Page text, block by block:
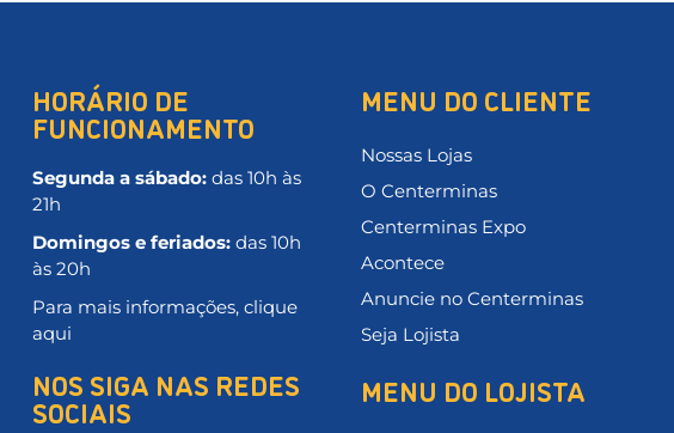
HORÁRIO DE
FUNCIONAMENTO
Segunda a sábado: das 10h às
21h
Domingos e feriados:das 10h
às 20h
Para mais informações, clique
aqui
NOS SIGA NAS REDES
SOCIAIS
MENU DO CLIENTE
Nossas Lojas
O Centerminas
Centerminas Expo
Acontece
Anuncie no Centerminas
Seja Lojista
MENU DO LOJISTA